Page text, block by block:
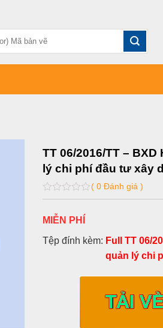
TT 06/2016/TT –
lý chi phí đầu tư xây
0
of
( 0 Đánh giá )
MIỄN PHÍ
Tệp đính kèm: Full TT 06/
quản lý chi